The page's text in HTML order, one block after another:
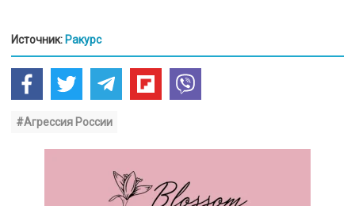
Источник: Ракурс
#Агрессия России